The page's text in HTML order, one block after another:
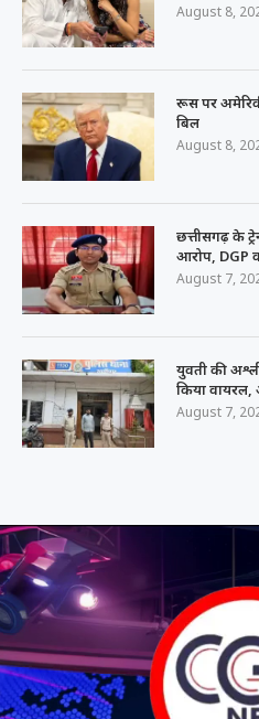
August 8,
रूस पर
बिल
August 8,
छत्तीसगढ़ के
आरोप, DGP
August 7,
युवती की
किया वायरल,
August 7,